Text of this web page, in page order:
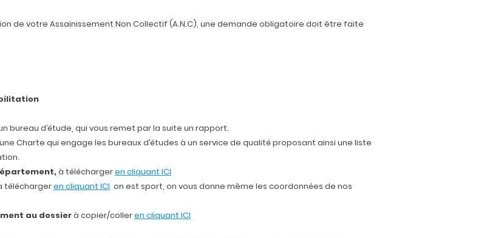
de votre Assainissement Non Collectif (A.N.C), une demande obligatoire doit être faite
bureau d’étude, qui vous remet par la suite un rapport.
Charte qui engage les bureaux d’études à un service de qualité proposant ainsi une liste
à téléchargeren cliquant ICI
téléchargeren cliquant ICI on est sport, on vous donne même les coordonnées de nos
au dossierà copier/colleren cliquant ICI